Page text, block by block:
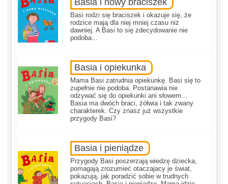
Basi rodzi się braciszek i okazuje się, że
rodzice mają dla niej mniej czasu niż
dawniej. A Basi to się zdecydowanie nie
podoba...
Basia i opiekunka
Mama Basi zatrudnia opiekunkę. Basi się to
zupełnie nie podoba. Postanawia nie
odzywać się do opiekunki ani słowem...
Basia ma dwóch braci, żółwia i tak zwany
charakterek. Czy znasz już wszystkie
przygody Basi?
Basia i pieniądze
Przygody Basi poszerzają wiedzę dziecka,
pomagają zrozumieć otaczajacy je świat,
pokazują, jak poradzić sobie w trudnych